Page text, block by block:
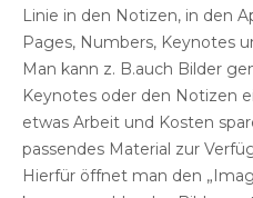
Linie in den Notizen, in den
Pages, Numbers, Keynotes
Man kann z. B.auch Bilder
Keynotes oder den Notizen
etwas Arbeit und Kosten
passendes Material zur
Hierfür öffnet man den